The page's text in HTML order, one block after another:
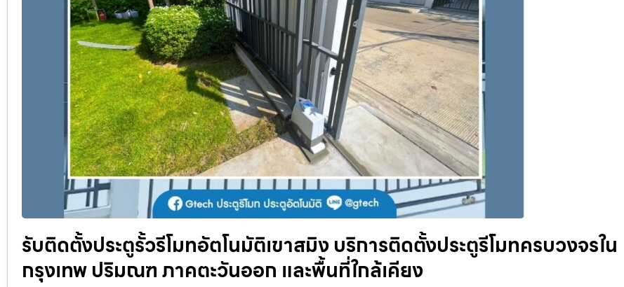
รับติดตั้งประตูรั้วรีโมทอัตโนมัติเขาสมิง บริการติดตั้งประตูรีโมทครบวงจรใน
กรุงเทพ ปริมณฑ ภาคตะวันออก และพื้นที่ใกล้เคียง